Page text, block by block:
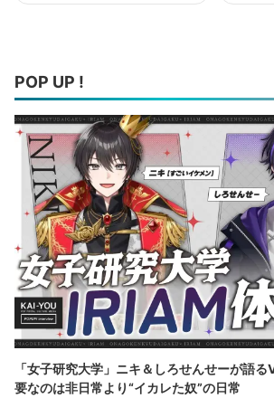
POP UP !
「女子研究大学」ニキ＆しろせんせーが語
要なのは非日常より“イカレた奴”の日常